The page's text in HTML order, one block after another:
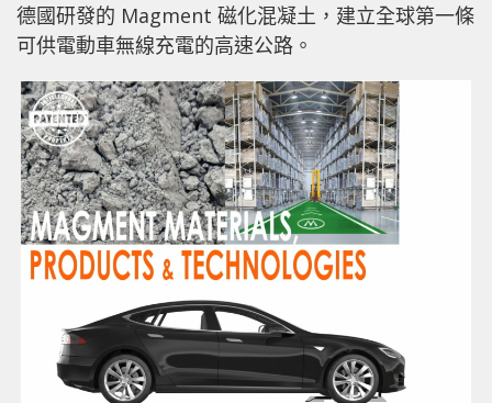
德國研發的 Magment 磁化混凝土，建立全球第一條
可供電動車無線充電的高速公路。